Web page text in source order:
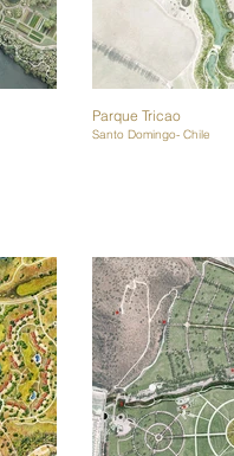
Parque Tricao
Santo Domingo- Chile